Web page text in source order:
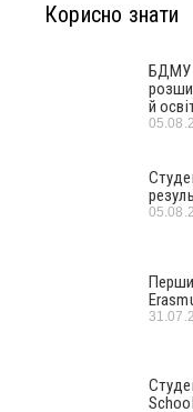
Корисно знати
БДМУ
й